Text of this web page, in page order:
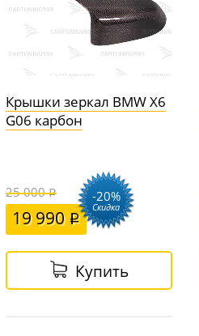
Крышки зеркал BMW X6
G06 карбон
25 000
19 990
-20%
Скидка
Купить